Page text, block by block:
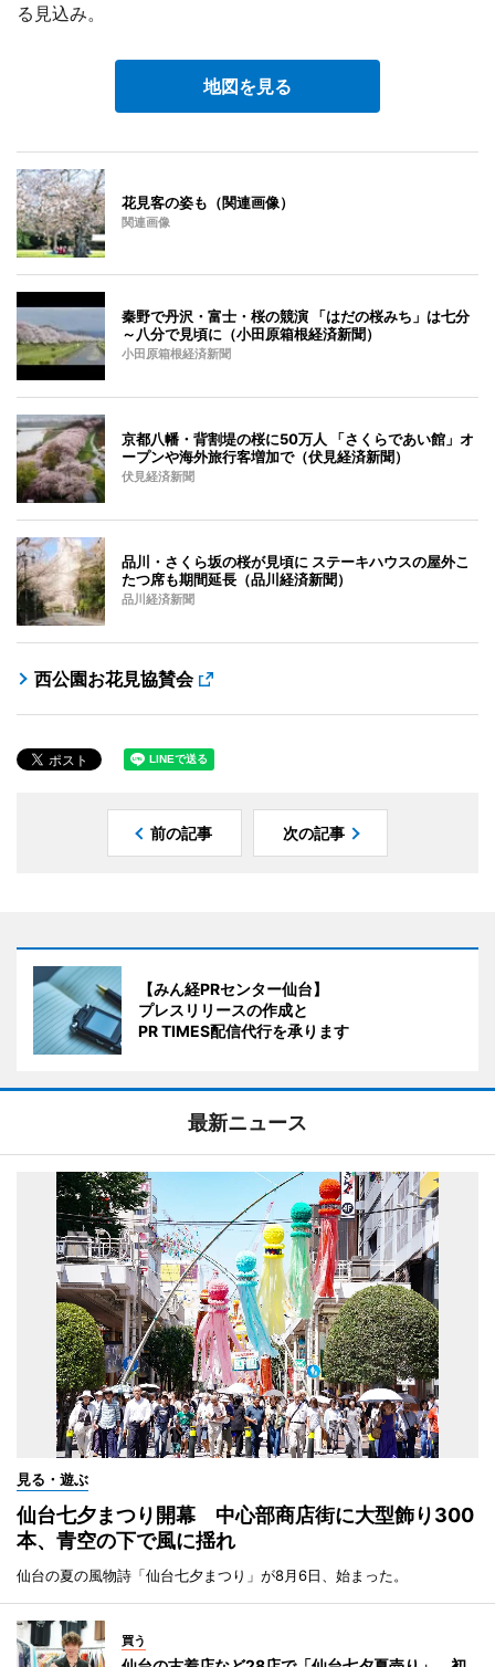
る見込み。
地図を見る
花見客の姿も（関連画像）
関連画像
秦野で丹沢・富士・桜の競演 「はだの桜みち」は七分
～八分で見頃に（小田原箱根経済新聞）
小田原箱根経済新聞
京都八幡・背割堤の桜に50万人 「さくらであい館」オ
ープンや海外旅行客増加で（伏見経済新聞）
伏見経済新聞
品川・さくら坂の桜が見頃に ステーキハウスの屋外こ
たつ席も期間延長（品川経済新聞）
品川経済新聞
西公園お花見協賛会
前の記事 次の記事
【みん経PRセンター仙台】
プレスリリースの作成と
PR TIMES配信代行を承ります
最新ニュース
見る・遊ぶ
仙台七夕まつり開幕 中心部商店街に大型飾り300
本、青空の下で風に揺れ
仙台の夏の風物詩「仙台七夕まつり」が8月6日、始まった。
買う